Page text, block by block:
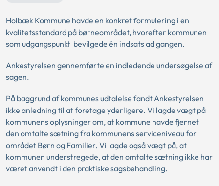
Holbæk Kommune havde en konkret formulering i en
kvalitetsstandard på børneområdet, hvorefter kommunen
som udgangspunkt bevilgede én indsats ad gangen.
Ankestyrelsen gennemførte en indledende undersøgelse af
sagen.
På baggrund af kommunes udtalelse fandt Ankestyrelsen
ikke anledning til at foretage yderligere. Vi lagde vægt på
kommunens oplysninger om, at kommune havde fjernet
den omtalte sætning fra kommunens serviceniveau for
området Børn og Familier. Vi lagde også vægt på, at
kommunen understregede, at den omtalte sætning ikke har
været anvendt i den praktiske sagsbehandling.